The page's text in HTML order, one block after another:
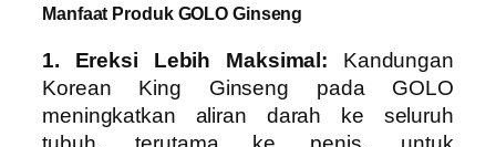
Manfaat Produk GOLO Ginseng
1. Ereksi Lebih Maksimal: Kandungan
Korean King Ginseng pada GOLO
meningkatkan aliran darah ke seluruh